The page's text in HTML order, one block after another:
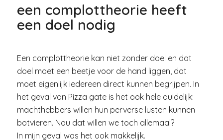
een complottheorie heeft
een doel nodig
Een complottheorie kan niet zonder doel en dat
doel moet een beetje voor de hand liggen, dat
moet eigenlijk iedereen direct kunnen begrijpen. In
het geval van Pizza gate is het ook hele duidelijk:
machthebbers willen hun perverse lusten kunnen
botvieren. Nou dat willen we toch allemaal?
In mijn geval was het ook makkelijk.